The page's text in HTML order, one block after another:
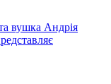
вушка Андрія